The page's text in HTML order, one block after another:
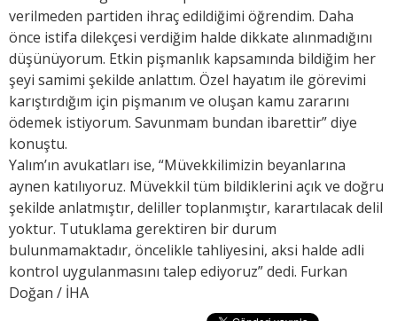
verilmeden partiden ihraç edildiğimi öğrendim. Daha
önce istifa dilekçesi verdiğim halde dikkate alınmadığını
düşünüyorum. Etkin pişmanlık kapsamında bildiğim her
şeyi samimi şekilde anlattım. Özel hayatım ile görevimi
karıştırdığım için pişmanım ve oluşan kamu zararını
ödemek istiyorum. Savunmam bundan ibarettir” diye
konuştu.
Yalım’ın avukatları ise, “Müvekkilimizin beyanlarına
aynen katılıyoruz. Müvekkil tüm bildiklerini açık ve doğru
şekilde anlatmıştır, deliller toplanmıştır, karartılacak delil
yoktur. Tutuklama gerektiren bir durum
bulunmamaktadır, öncelikle tahliyesini, aksi halde adli
kontrol uygulanmasını talep ediyoruz” dedi. Furkan
Doğan / İHA